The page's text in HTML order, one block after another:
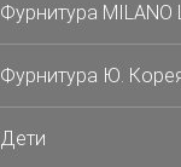
Фурнитура MILANO
Фурнитура Ю.
Дети